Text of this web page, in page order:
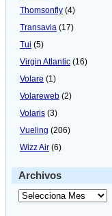
Thomsonfly (4)
Transavia (17)
Tui (5)
Virgin Atlantic (16)
Volare (1)
Volareweb (2)
Volaris (3)
Vueling (206)
Wizz Air (6)
Archivos